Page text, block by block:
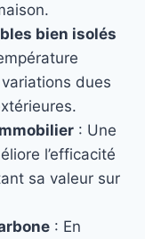
bien isolés
dues
: Une
l’efficacité
sa valeur sur
: En